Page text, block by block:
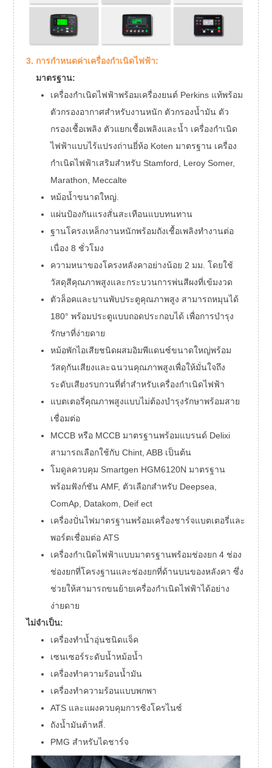
ของได
เฟส
แรงดันไฟฟ้า 400/230โ
ประเภทสายไฟ
50เฮิรต
36กิโลวั
การควบคุมแรงดันไฟฟ้า
เกรดฉนวนไฟฟ้า
ระดับความสูง
3. การกำหนดค่าเครื่องกำเนิดไฟฟ้า:
มาตรฐาน:
เครื่องกำเนิดไฟฟ้าพร้อมเครื่องยนต์ Perkins แท้พร้อม
ตัวกรองอากาศสำหรับงานหนัก ตัวกรองน้ำมัน ตัว
กรองเชื้อเพลิง ตัวแยกเชื้อเพลิงและน้ำ เครื่องกำเนิด
ไฟฟ้าแบบไร้แปรงถ่านยี่ห้อ Koten มาตรฐาน เครื่อง
กำเนิดไฟฟ้าเสริมสำหรับ Stamford, Leroy Somer,
Marathon, Meccalte
หม้อน้ำขนาดใหญ่.
แผ่นป้องกันแรงสั่นสะเทือนแบบทนทาน
ฐานโครงเหล็กงานหนักพร้อมถังเชื้อเพลิงทำงานต่อ
เนื่อง 8 ชั่วโมง
ความหนาของโครงหลังคาอย่างน้อย 2 มม. โดยใช้
วัสดุสีคุณภาพสูงและกระบวนการพ่นสีผงที่เข้มงวด
ตัวล็อคและบานพับประตูคุณภาพสูง สามารถหมุนได้
180° พร้อมประตูแบบถอดประกอบได้ เพื่อการบำรุง
รักษาที่ง่ายดาย
หม้อพักไอเสียชนิดผสมอิมพีแดนซ์ขนาดใหญ่พร้อม
วัสดุกันเสียงและฉนวนคุณภาพสูงเพื่อให้มั่นใจถึง
ระดับเสียงรบกวนที่ต่ำสำหรับเครื่องกำเนิดไฟฟ้า
แบตเตอรี่คุณภาพสูงแบบไม่ต้องบำรุงรักษาพร้อมสาย
เชื่อมต่อ
MCCB หรือ MCCB มาตรฐานพร้อมแบรนด์ Delixi
สามารถเลือกใช้กับ Chint, ABB เป็นต้น
โมดูลควบคุม Smartgen HGM6120N มาตรฐาน
พร้อมฟังก์ชัน AMF, ตัวเลือกสำหรับ Deepsea,
ComAp, Datakom, Deif ect
เครื่องปั่นไฟมาตรฐานพร้อมเครื่องชาร์จแบตเตอรี่และ
พอร์ตเชื่อมต่อ ATS
เครื่องกำเนิดไฟฟ้าแบบมาตรฐานพร้อมช่องยก 4 ช่อง
ช่องยกที่โครงฐานและช่องยกที่ด้านบนของหลังคา ซึ่ง
ช่วยให้สามารถขนย้ายเครื่องกำเนิดไฟฟ้าได้อย่าง
ง่ายดาย
ไม่จำเป็น:
เครื่องทำน้ำอุ่นชนิดแจ็ค
เซนเซอร์ระดับน้ำหม้อน้ำ
เครื่องทำความร้อนน้ำมัน
เครื่องทำความร้อนแบบพกพา
ATS และแผงควบคุมการซิงโครไนซ์
ถังน้ำมันต้าหลี่.
PMG สำหรับไดชาร์จ